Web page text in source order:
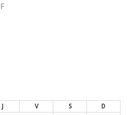
V S
D